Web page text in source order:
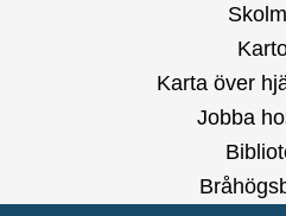
Karta över
Jobba